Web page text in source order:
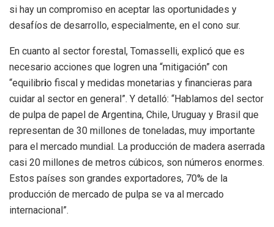
si hay un compromiso en aceptar las oportunidades y
desafíos de desarrollo, especialmente, en el cono sur.
En cuanto al sector forestal, Tomasselli, explicó que es
necesario acciones que logren una “mitigación” con
“equilibrio fiscal y medidas monetarias y financieras para
cuidar al sector en general”. Y detalló: “Hablamos del sector
de pulpa de papel de Argentina, Chile, Uruguay y Brasil que
representan de 30 millones de toneladas, muy importante
para el mercado mundial. La producción de madera aserrada
casi 20 millones de metros cúbicos, son números enormes.
Estos países son grandes exportadores, 70% de la
producción de mercado de pulpa se va al mercado
internacional”.